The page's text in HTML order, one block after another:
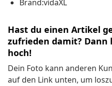
Brand:vidaXL
Hast du einen Artikel
zufrieden damit? Dann
hoch!
Dein Foto kann anderen
auf den Link unten, um